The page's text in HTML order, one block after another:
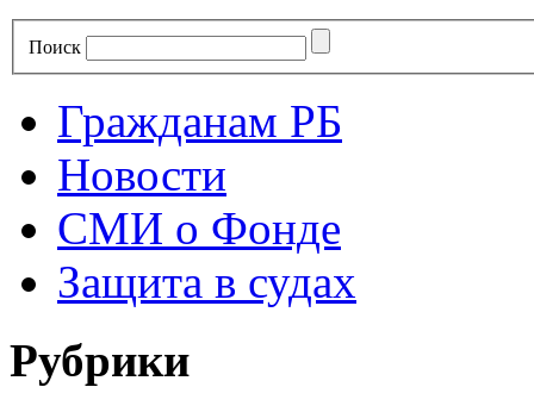
Поиск
Гражданам РБ
Новости
СМИ о Фонде
Защита в судах
Рубрики